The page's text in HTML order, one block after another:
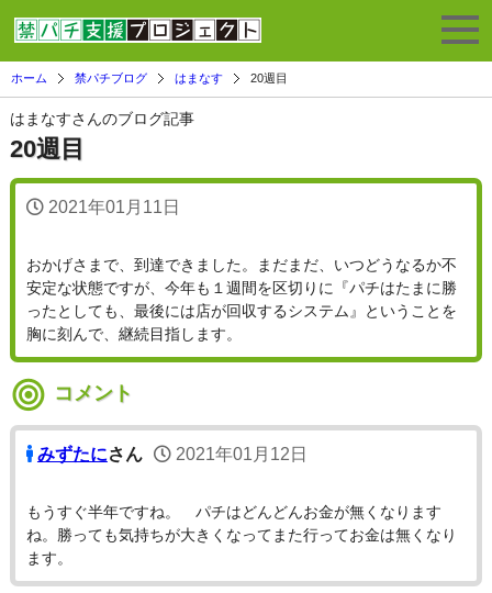
ホーム 禁パチブログ はまなす 20週目
はまなすさんのブログ記事
20週目
2021年01月11日
おかげさまで、到達できました。まだまだ、いつどうなるか不
安定な状態ですが、今年も１週間を区切りに『パチはたまに勝
ったとしても、最後には店が回収するシステム』ということを
胸に刻んで、継続目指します。
コメント
みずたにさん 2021年01月12日
もうすぐ半年ですね。 パチはどんどんお金が無くなります
ね。勝っても気持ちが大きくなってまた行ってお金は無くなり
ます。